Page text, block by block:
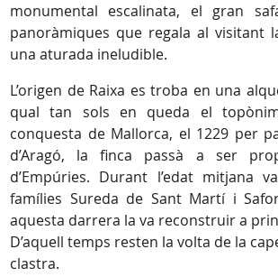
monumental escalinata, el gran
panoràmiques que regala al visitant
una aturada ineludible.
L’origen de Raixa es troba en una
qual tan sols en queda el
conquesta de Mallorca, el 1229 per
d’Aragó, la finca passà a ser
d’Empúries. Durant l’edat mitjana
famílies Sureda de Sant Martí i
aquesta darrera la va reconstruir a
D’aquell temps resten la volta de la
clastra.